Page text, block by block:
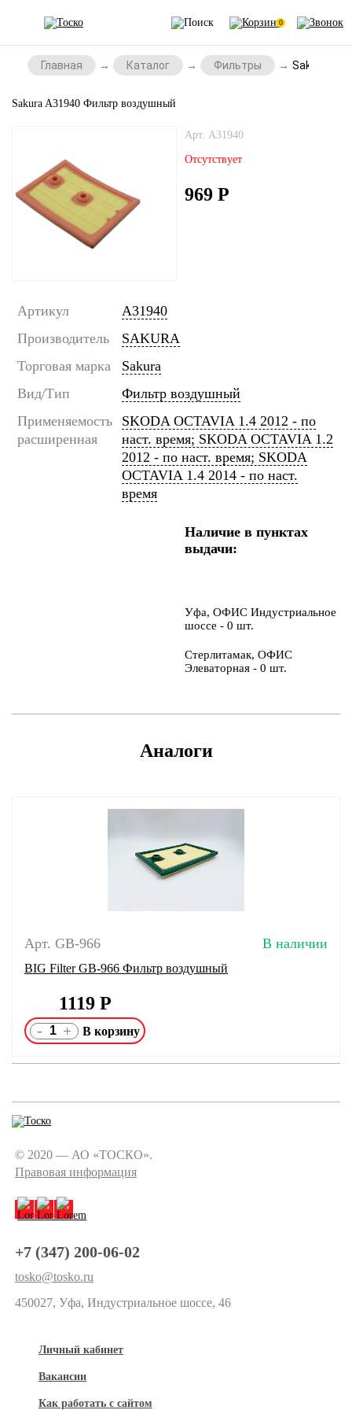
0
Главная Каталог Фильтры Sakura
Sakura A31940 Фильтр воздушный
Арт. A31940
Отсутствует
969 Р
Артикул
A31940
Производитель
SAKURA
Торговая марка
Sakura
Вид/Тип
Фильтр воздушный
Применяемость
расширенная
SKODA OCTAVIA 1.4 2012 - по
наст. время; SKODA OCTAVIA 1.2
2012 - по наст. время; SKODA
OCTAVIA 1.4 2014 - по наст.
время
Наличие в пунктах
выдачи:
Уфа, ОФИС Индустриальное
шоссе - 0 шт.
Стерлитамак, ОФИС
Элеваторная - 0 шт.
Аналоги
Арт. GB-966 В наличии
BIG Filter GB-966 Фильтр воздушный
1119 Р
- +
© 2020 — АО «ТОСКО».
Правовая информация
+7 (347) 200-06-02
tosko@tosko.ru
450027, Уфа, Индустриальное шоссе, 46
Личный кабинет
Вакансии
Как работать с сайтом